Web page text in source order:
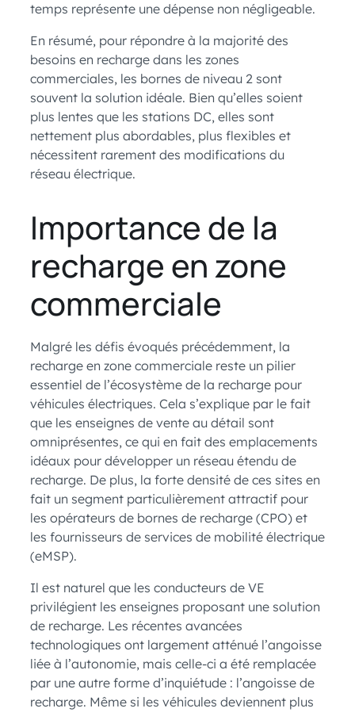
temps représente une dépense non négligeable.
En résumé, pour répondre à la majorité des
besoins en recharge dans les zones
commerciales, les bornes de niveau 2 sont
souvent la solution idéale. Bien qu’elles soient
plus lentes que les stations DC, elles sont
nettement plus abordables, plus flexibles et
nécessitent rarement des modifications du
réseau électrique.
Importance de la
recharge en zone
commerciale
Malgré les défis évoqués précédemment, la
recharge en zone commerciale reste un pilier
essentiel de l’écosystème de la recharge pour
véhicules électriques. Cela s’explique par le fait
que les enseignes de vente au détail sont
omniprésentes, ce qui en fait des emplacements
idéaux pour développer un réseau étendu de
recharge. De plus, la forte densité de ces sites en
fait un segment particulièrement attractif pour
les opérateurs de bornes de recharge (CPO) et
les fournisseurs de services de mobilité électrique
(eMSP).
Il est naturel que les conducteurs de VE
privilégient les enseignes proposant une solution
de recharge. Les récentes avancées
technologiques ont largement atténué l’angoisse
liée à l’autonomie, mais celle-ci a été remplacée
par une autre forme d’inquiétude : l’angoisse de
recharge. Même si les véhicules deviennent plus